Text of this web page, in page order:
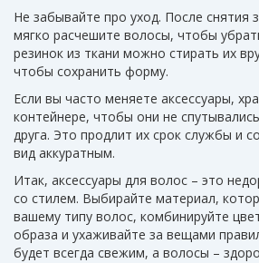
Не забывайте про уход. После снятия
мягко расчешите волосы, чтобы
резинок из ткани можно стирать их
чтобы сохранить форму.
Если вы часто меняете аксессуары,
контейнере, чтобы они не
друга. Это продлит их срок службы и
вид аккуратным.
Итак, аксессуары для волос – это
со стилем. Выбирайте материал,
вашему типу волос, комбинируйте
образа и ухаживайте за вещами
будет всегда свежим, а волосы –